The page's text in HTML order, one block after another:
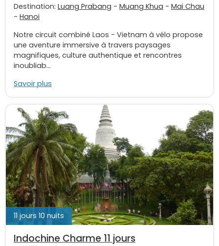
Destination: Luang Prabang - Muang Khua - Mai Chau
- Hanoi
Notre circuit combiné Laos - Vietnam à vélo propose
une aventure immersive à travers paysages
magnifiques, culture authentique et rencontres
inoubliab...
Savoir plus
11 jours 10 nuits
Indochine Charme 11 jours